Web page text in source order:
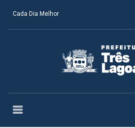
Cada Dia Melhor